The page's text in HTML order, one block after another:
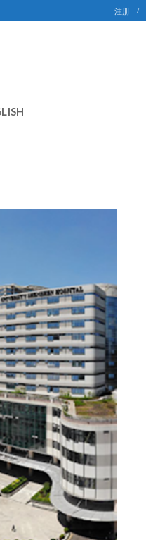
注册 /